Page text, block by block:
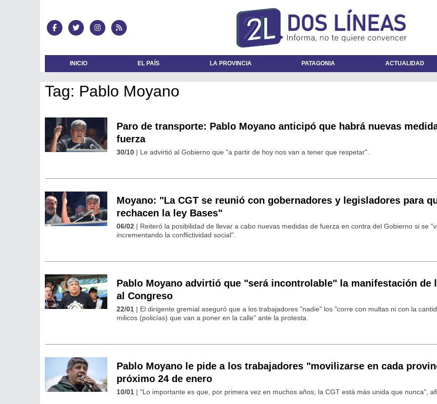
INICIO EL PAÍS LA PROVINCIA PATAGONIA ACTUALIDAD
Tag: Pablo Moyano
Paro de transporte: Pablo Moyano anticipó que habrá nuevas
fuerza
30/10 | Le advirtió al Gobierno que "a partir de hoy nos van a tener que respetar".
Moyano: "La CGT se reunió con gobernadores y legisladores para
rechacen la ley Bases"
06/02 | Reiteró la posibilidad de llevar a cabo nuevas medidas de fuerza en contra del Gobierno si se
incrementando la conflictividad social".
Pablo Moyano advirtió que "será incontrolable" la manifestación de
al Congreso
22/01 | El dirigente gremial aseguró que a los trabajadores "nadie" los "corre con multas ni con la
milicos (policías) que van a poner en la calle" ante la protesta.
Pablo Moyano le pide a los trabajadores "movilizarse en cada
próximo 24 de enero
10/01 | "Lo importante es que, por primera vez en muchos años, la CGT está más unida que nunca",